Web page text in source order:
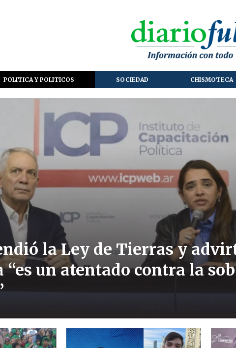
POLITICA Y POLITICOS SOCIEDAD CHISMOTECA
la Ley de Tierras y
“es un atentado contra la